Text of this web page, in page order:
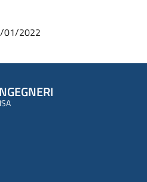
01/2022